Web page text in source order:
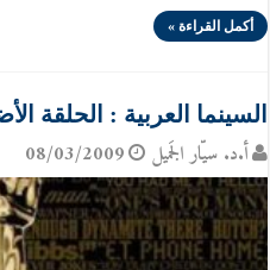
أكمل القراءة »
السينما العربية : الحلقة
أ.د. سيّار الجَميل 08/03/2009